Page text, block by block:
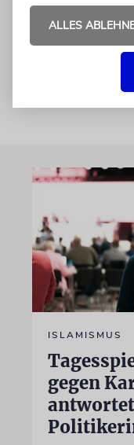
Der Autor ist
der Ernst-
Humboldt-
ISLAMISMUS
gegen
ALLES